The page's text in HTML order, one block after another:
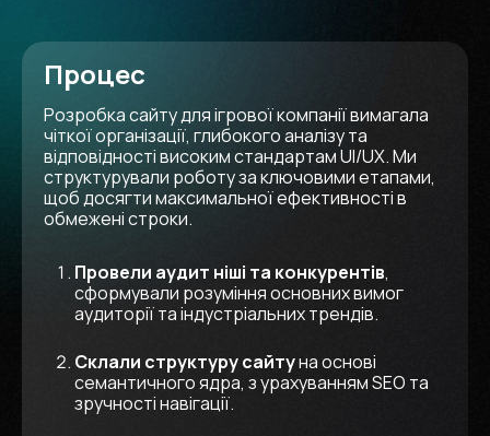
Процес
Розробка сайту для ігрової компанії вимагала
чіткої організації, глибокого аналізу та
відповідності високим стандартам UI/UX. Ми
структурували роботу за ключовими етапами,
щоб досягти максимальної ефективності в
обмежені строки.
Провели аудит ніші та конкурентів,
сформували розуміння основних вимог
аудиторії та індустріальних трендів.
Склали структуру сайтуна основі
семантичного ядра, з урахуванням SEO та
зручності навігації.